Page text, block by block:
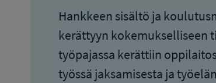
Hankkeen sisältö ja
kerättyyn kokemukselliseen
työpajassa kerättiin
työssä jaksamisesta ja